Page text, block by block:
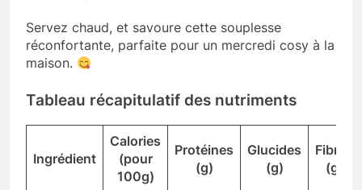
Servez chaud, et savoure cette souplesse
réconfortante, parfaite pour un mercredi cosy à la
maison.
Tableau récapitulatif des nutriments
Ingrédient
Calories
(pour
100g)
Protéines
(g)
Glucides
(g)
Fibres
(g)